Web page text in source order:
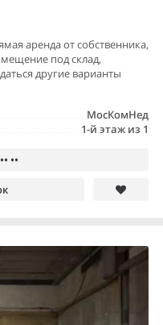
аренда от собственника,
под склад,
другие варианты
МосКомНед
1-й этаж из 1
••